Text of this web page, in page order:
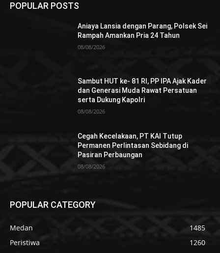
POPULAR POSTS
Aniaya Lansia dengan Parang, Polsek Sei
Rampah Amankan Pria 24 Tahun
08/08/2026
Sambut HUT ke- 81 RI, PP IPA Ajak Kader
dan Generasi Muda Rawat Persatuan
serta Dukung Kapolri
08/08/2026
Cegah Kecelakaan, PT KAI Tutup
Permanen Perlintasan Sebidang di
Pasiran Perbaungan
08/08/2026
POPULAR CATEGORY
Medan
1485
Peristiwa
1260